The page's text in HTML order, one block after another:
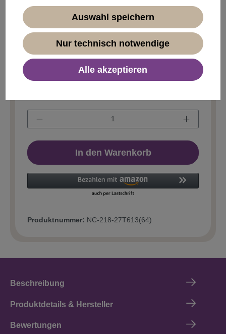
ab20 20% 8,79 €*
10,99 €*
* Preise inkl. MwSt. zzgl.Versandkosten
Sofort verfügbar, Lieferzeit 1-3 Tage
In den Warenkorb
Produktnummer: NC-218-27T613(64)
Beschreibung
Produktdetails & Hersteller
Bewertungen
Auswahl speichern
Nur technisch notwendige
Alle akzeptieren